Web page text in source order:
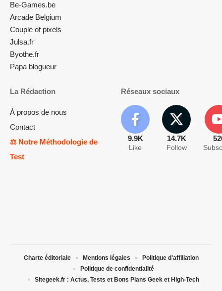
Be-Games.be
Arcade Belgium
Couple of pixels
Julsa.fr
Byothe.fr
Papa blogueur
La Rédaction
À propos de nous
Contact
⚖️ Notre Méthodologie de
Test
Réseaux sociaux
9.9K
Like
14.7K
Follow
Charte éditoriale Mentions légales
Politique d’affiliation
Politique de confidentialité
Sitegeek.fr : Actus, Tests et Bons Plans Geek et High-Tech